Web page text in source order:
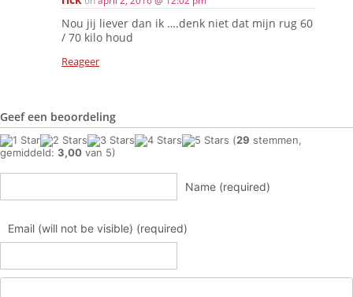
Nou jij liever dan ik ….denk niet dat mijn rug 60
/ 70 kilo houd
Reageer
Geef een beoordeling
(29 stemmen,
gemiddeld: 3,00 van 5)
Name (required)
Email (will not be visible) (required)